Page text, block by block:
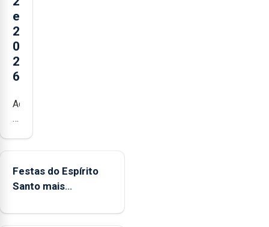
e
2
0
2
6
Açores
registaram
mais
ocorrências
e
Festas do Espírito
Santo mais